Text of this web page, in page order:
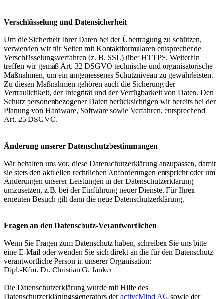
Verschlüsselung und Datensicherheit
Um die Sicherheit Ihrer Daten bei der Übertragung zu schützen,
verwenden wir für Seiten mit Kontaktformularen entsprechende
Verschlüsselungsverfahren (z. B. SSL) über HTTPS. Weiterhin
treffen wir gemäß Art. 32 DSGVO technische und organisatorische
Maßnahmen, um ein angemessenes Schutzniveau zu gewährleisten.
Zu diesen Maßnahmen gehören auch die Sicherung der
Vertraulichkeit, der Integrität und der Verfügbarkeit von Daten. Den
Schutz personenbezogener Daten berücksichtigen wir bereits bei der
Planung von Hardware, Software sowie Verfahren, entsprechend
Art. 25 DSGVO.
Änderung unserer Datenschutzbestimmungen
Wir behalten uns vor, diese Datenschutzerklärung anzupassen, damit
sie stets den aktuellen rechtlichen Anforderungen entspricht oder um
Änderungen unserer Leistungen in der Datenschutzerklärung
umzusetzen, z.B. bei der Einführung neuer Dienste. Für Ihren
erneuten Besuch gilt dann die neue Datenschutzerklärung.
Fragen an den Datenschutz-Verantwortlichen
Wenn Sie Fragen zum Datenschutz haben, schreiben Sie uns bitte
eine E-Mail oder wenden Sie sich direkt an die für den Datenschutz
verantwortliche Person in unserer Organisation:
Dipl.-Kfm. Dr. Christian G. Janker
Die Datenschutzerklärung wurde mit Hilfe des
Datenschutzerklärungsgenerators deractiveMind AG sowie der